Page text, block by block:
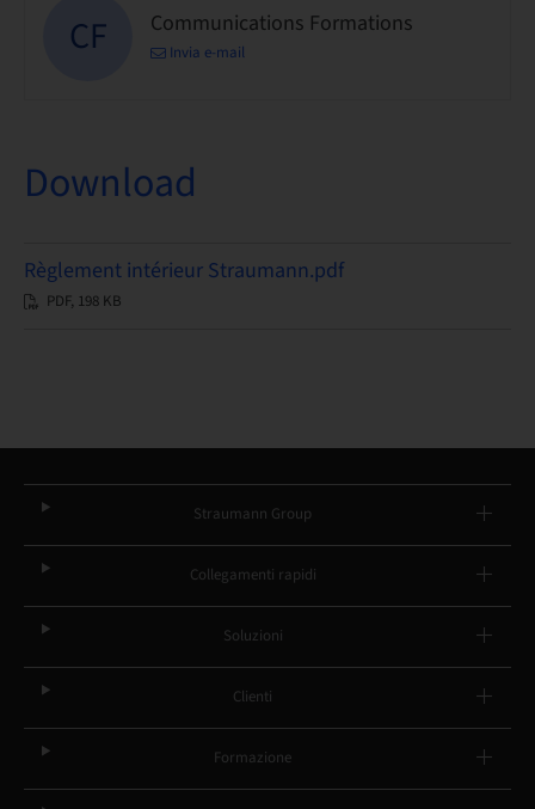
CF Communications Formations
Invia e-mail
Download
Règlement intérieur Straumann.pdf
PDF, 198 KB
Straumann Group
Collegamenti rapidi
Soluzioni
Clienti
Formazione